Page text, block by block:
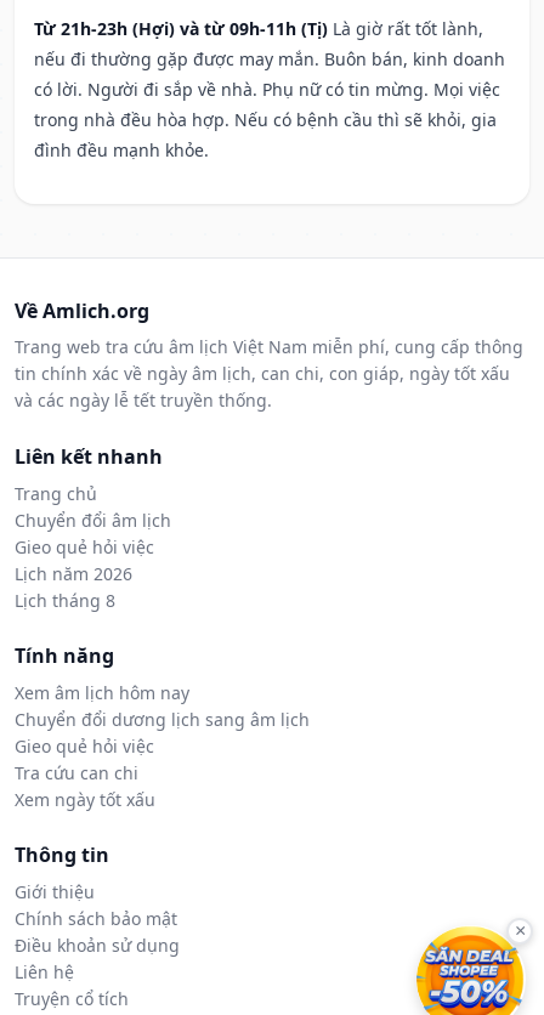
Từ 21h-23h (Hợi) và từ 09h-11h (Tị) Là giờ rất tốt lành,
nếu đi thường gặp được may mắn. Buôn bán, kinh doanh
có lời. Người đi sắp về nhà. Phụ nữ có tin mừng. Mọi việc
trong nhà đều hòa hợp. Nếu có bệnh cầu thì sẽ khỏi, gia
đình đều mạnh khỏe.
Về Amlich.org
Trang web tra cứu âm lịch Việt Nam miễn phí, cung cấp thông
tin chính xác về ngày âm lịch, can chi, con giáp, ngày tốt xấu
và các ngày lễ tết truyền thống.
Liên kết nhanh
Trang chủ
Chuyển đổi âm lịch
Gieo quẻ hỏi việc
Lịch năm 2026
Lịch tháng 8
Tính năng
Xem âm lịch hôm nay
Chuyển đổi dương lịch sang âm lịch
Gieo quẻ hỏi việc
Tra cứu can chi
Xem ngày tốt xấu
Thông tin
Giới thiệu
Chính sách bảo mật
Điều khoản sử dụng
Liên hệ
Truyện cổ tích
×